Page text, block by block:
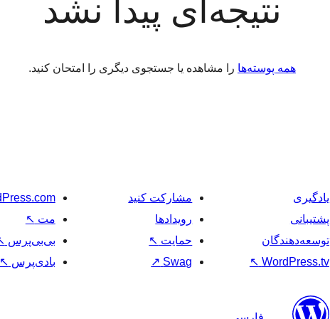
نتیجه‌ای پیدا نشد
همه پوسته‌ها را مشاهده یا جستجوی دیگری را امتحان کنید.
یادگیری
پشتیبانی
توسعه‌دهندگان
WordPress.tv
↖
مشارکت کنید
رویدادها
حمایت ↖
Swag
↗
مت ↖
بی‌بی‌پرس
بادی‌پرس ↖